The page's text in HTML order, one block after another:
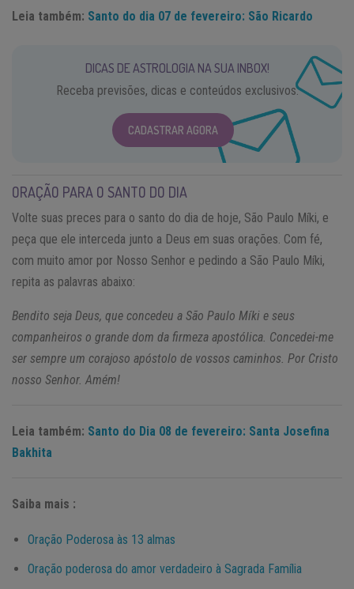
Leia também: Santo do dia 07 de fevereiro: São Ricardo
DICAS DE ASTROLOGIA NA SUA INBOX!
Receba previsões, dicas e conteúdos exclusivos.
CADASTRAR AGORA
ORAÇÃO PARA O SANTO DO DIA
Volte suas preces para o santo do dia de hoje, São Paulo Míki, e
peça que ele interceda junto a Deus em suas orações. Com fé,
com muito amor por Nosso Senhor e pedindo a São Paulo Míki,
repita as palavras abaixo:
Bendito seja Deus, que concedeu a São Paulo Míki e seus
companheiros o grande dom da firmeza apostólica. Concedei-me
ser sempre um corajoso apóstolo de vossos caminhos. Por Cristo
nosso Senhor. Amém!
Leia também: Santo do Dia 08 de fevereiro: Santa Josefina
Bakhita
Saiba mais :
Oração Poderosa às 13 almas
Oração poderosa do amor verdadeiro à Sagrada Família